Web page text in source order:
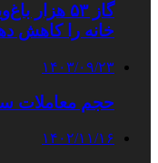
گاز ۵۳
خانه را کاهش
۱۴۰۳/۰۹/۲۳
حجم معاملات
۱۴۰۲/۱۱/۱۶